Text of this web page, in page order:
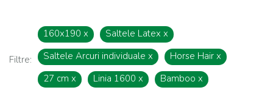
Filtre:
160x190 x Saltele Latex x
Saltele Arcuri individuale x Horse Hair x
27 cm x Linia 1600 x Bamboo x